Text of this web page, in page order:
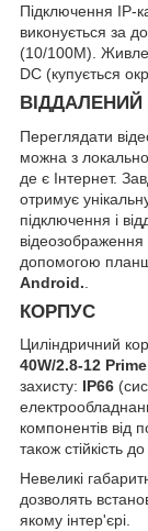
Підключення IP-
виконується за
(10/100M).
DC (купується
Переглядати
можна з
де є Інтернет.
отримує
підключення і
допомогою
Android.
КОРПУС
Циліндричний
40W/2.8-12 Prime
захисту: IP66
компонентів від
також стійкість
Невеликі
дозволять
якому інтер'єрі.